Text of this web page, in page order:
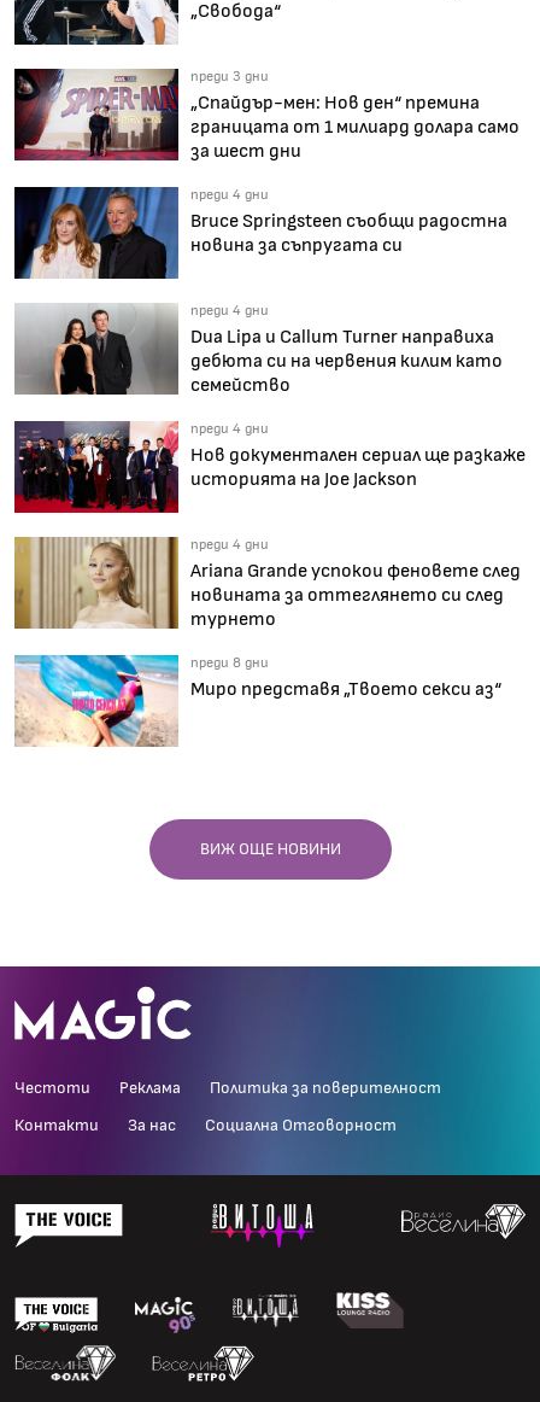
„Свобода“
преди 3 дни
„Спайдър-мен: Нов ден“ премина
границата от 1 милиард долара само
за шест дни
преди 4 дни
Bruce Springsteen съобщи радостна
новина за съпругата си
преди 4 дни
Dua Lipa и Callum Turner направиха
дебюта си на червения килим като
семейство
преди 4 дни
Нов документален сериал ще разкаже
историята на Joe Jackson
преди 4 дни
Ariana Grande успокои феновете след
новината за оттеглянето си след
турнето
преди 8 дни
Миро представя „Твоето секси аз“
ВИЖ ОЩЕ НОВИНИ
Честоти Реклама Политика за поверителност
Контакти За нас Социална Отговорност